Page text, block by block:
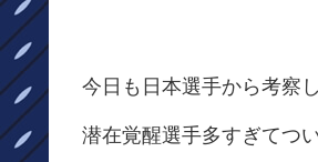
今日も日本選手から考
潜在覚醒選手多すぎてつ